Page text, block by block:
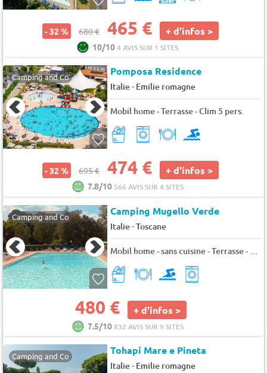
- 32 % 680 € 465 € + d'infos >
10/104 AVIS SUR 1 SITES
Camping and Co Pomposa Residence
Italie- Emilie romagne
Mobil home - Terrasse - Clim 5 pers.
- 32 % 695 € 474 € + d'infos >
7.8/10 566 AVIS SUR 4 SITES
Camping and Co Camping Mugello Verde
Italie-Toscane
480 € + d'infos >
7.5/10832 AVIS SUR 9 SITES
Camping and Co Tohapi Mare e Pineta
Italie- Emilie romagne